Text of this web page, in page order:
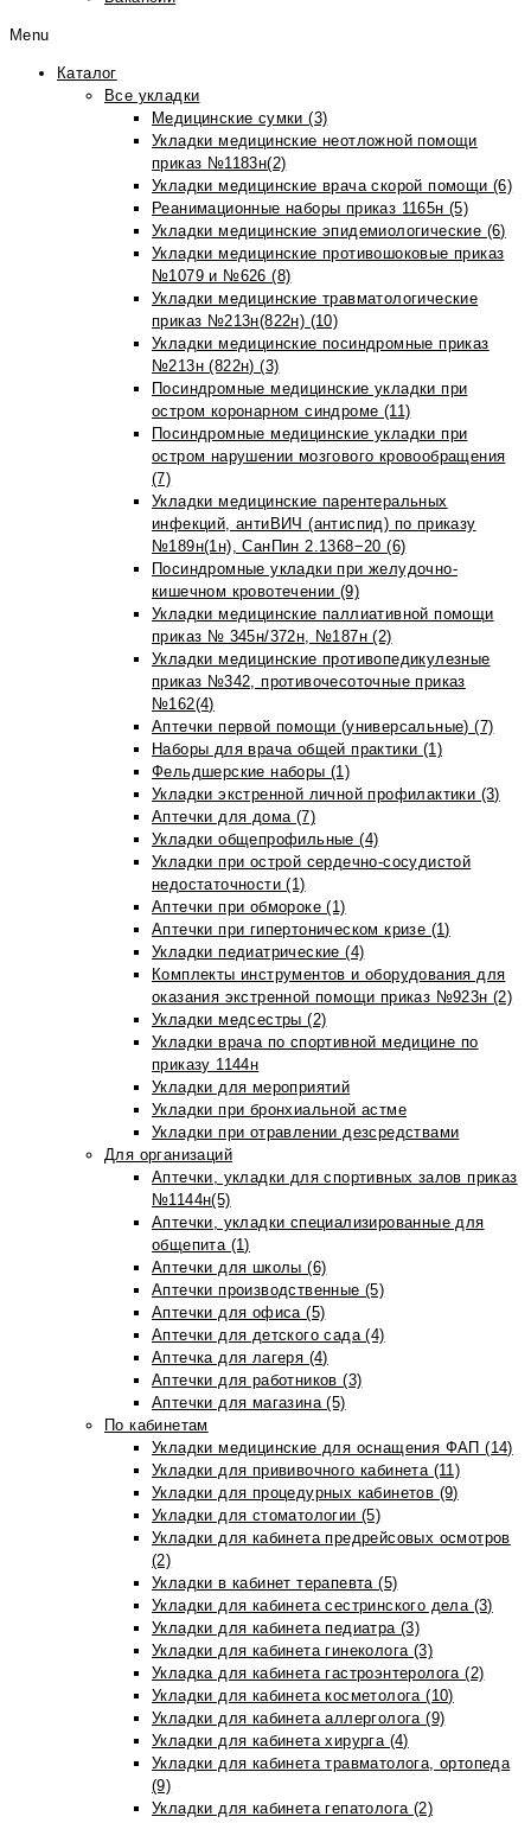
Menu
Каталог
Все укладки
Медицинские сумки (3)
Укладки медицинские неотложной помощи
приказ №1183н(2)
Укладки медицинские врача скорой помощи (6)
Реанимационные наборы приказ 1165н (5)
Укладки медицинские эпидемиологические (6)
Укладки медицинские противошоковые приказ
№1079 и №626 (8)
Укладки медицинские травматологические
приказ №213н(822н) (10)
Укладки медицинские посиндромные приказ
№213н (822н) (3)
Посиндромные медицинские укладки при
остром коронарном синдроме (11)
Посиндромные медицинские укладки при
остром нарушении мозгового кровообращения
(7)
Укладки медицинские парентеральных
инфекций, антиВИЧ (антиспид) по приказу
№189н(1н), СанПин 2.1368−20 (6)
Посиндромные укладки при желудочно-
кишечном кровотечении (9)
Укладки медицинские паллиативной помощи
приказ № 345н/372н, №187н (2)
Укладки медицинские противопедикулезные
приказ №342, противочесоточные приказ
№162(4)
Аптечки первой помощи (универсальные) (7)
Наборы для врача общей практики (1)
Фельдшерские наборы (1)
Укладки экстренной личной профилактики (3)
Аптечки для дома (7)
Укладки общепрофильные (4)
Укладки при острой сердечно-сосудистой
недостаточности (1)
Аптечки при обмороке (1)
Аптечки при гипертоническом кризе (1)
Укладки педиатрические (4)
Комплекты инструментов и оборудования для
оказания экстренной помощи приказ №923н (2)
Укладки медсестры (2)
Укладки врача по спортивной медицине по
приказу 1144н
Укладки для мероприятий
Укладки при бронхиальной астме
Укладки при отравлении дезсредствами
Для организаций
Аптечки, укладки для спортивных залов приказ
№1144н(5)
Аптечки, укладки специализированные для
общепита (1)
Аптечки для школы (6)
Аптечки производственные (5)
Аптечки для офиса (5)
Аптечки для детского сада (4)
Аптечка для лагеря (4)
Аптечки для работников (3)
Аптечки для магазина (5)
По кабинетам
Укладки медицинские для оснащения ФАП (14)
Укладки для прививочного кабинета (11)
Укладки для процедурных кабинетов (9)
Укладки для стоматологии (5)
Укладки для кабинета предрейсовых осмотров
(2)
Укладки в кабинет терапевта (5)
Укладки для кабинета сестринского дела (3)
Укладки для кабинета педиатра (3)
Укладки для кабинета гинеколога (3)
Укладка для кабинета гастроэнтеролога (2)
Укладки для кабинета косметолога (10)
Укладки для кабинета аллерголога (9)
Укладки для кабинета хирурга (4)
Укладки для кабинета травматолога, ортопеда
(9)
Укладки для кабинета гепатолога (2)